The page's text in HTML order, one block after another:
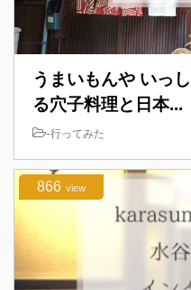
うまいもんや いっ
る穴子料理と日本...
-行ってみた
866 view